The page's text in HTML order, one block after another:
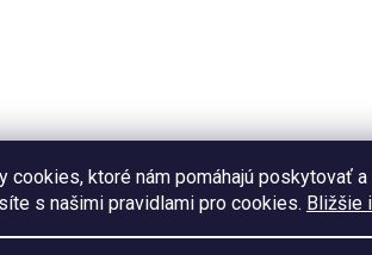
cookies, ktoré nám pomáhajú poskytovať
s našimi pravidlami pro cookies. Bližšie